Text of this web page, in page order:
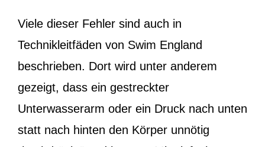
Viele dieser Fehler sind auch in
Technikleitfäden von Swim England
beschrieben. Dort wird unter anderem
gezeigt, dass ein gestreckter
Unterwasserarm oder ein Druck nach unten
statt nach hinten den Körper unnötig